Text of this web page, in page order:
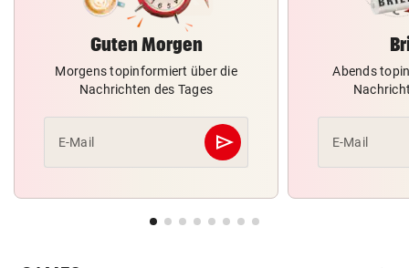
Guten Morgen
Morgens topinformiert über die
Nachrichten des Tages
E-Mail send
Abschicken
Abends
E-Mail